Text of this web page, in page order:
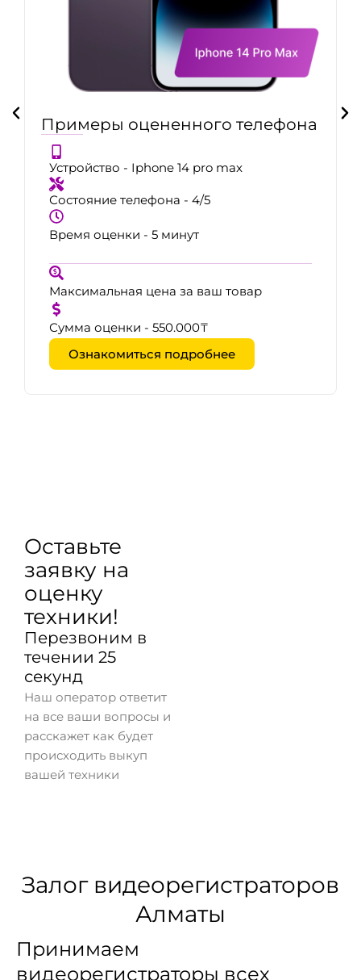
Примеры оцененного телефона
Устройство - Iphone 14 pro max
Состояние телефона - 4/5
Время оценки - 5 минут
Максимальная цена за ваш товар
Сумма оценки - 550.000₸
Ознакомиться подробнее
Оставьте
заявку на
оценку
техники!
Перезвоним в
течении 25
секунд
Наш оператор ответит
на все ваши вопросы и
расскажет как будет
происходить выкуп
вашей техники
Залог видеорегистраторов
Алматы
Принимаем
видеорегистраторы всех